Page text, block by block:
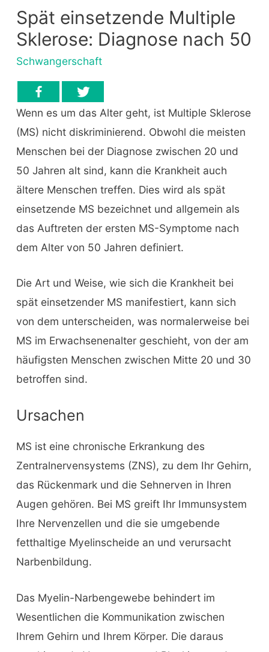
Spät einsetzende Multiple
Sklerose: Diagnose nach 50
Schwangerschaft
Wenn es um das Alter geht, ist Multiple Sklerose
(MS) nicht diskriminierend. Obwohl die meisten
Menschen bei der Diagnose zwischen 20 und
50 Jahren alt sind, kann die Krankheit auch
ältere Menschen treffen. Dies wird als spät
einsetzende MS bezeichnet und allgemein als
das Auftreten der ersten MS-Symptome nach
dem Alter von 50 Jahren definiert.
Die Art und Weise, wie sich die Krankheit bei
spät einsetzender MS manifestiert, kann sich
von dem unterscheiden, was normalerweise bei
MS im Erwachsenenalter geschieht, von der am
häufigsten Menschen zwischen Mitte 20 und 30
betroffen sind.
Ursachen
MS ist eine chronische Erkrankung des
Zentralnervensystems (ZNS), zu dem Ihr Gehirn,
das Rückenmark und die Sehnerven in Ihren
Augen gehören. Bei MS greift Ihr Immunsystem
Ihre Nervenzellen und die sie umgebende
fetthaltige Myelinscheide an und verursacht
Narbenbildung.
Das Myelin-Narbengewebe behindert im
Wesentlichen die Kommunikation zwischen
Ihrem Gehirn und Ihrem Körper. Die daraus